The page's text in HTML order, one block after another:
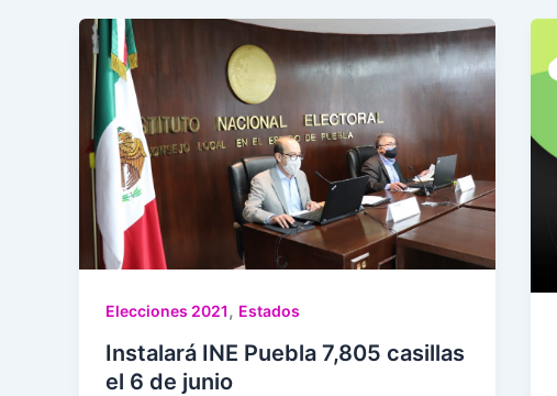
Elecciones 2021, Estados
Instalará INE Puebla 7,805 casillas
el 6 de junio